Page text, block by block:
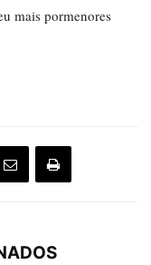
mais pormenores